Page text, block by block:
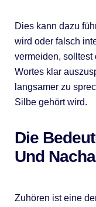
Dies kann dazu
wird oder falsch
vermeiden, solltest
Wortes klar
langsamer zu
Silbe gehört wird.
Die
Und
Zuhören ist eine